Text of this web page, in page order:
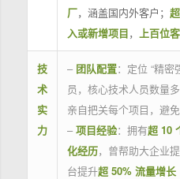
厂，涵盖国内外客户；
入或新增项目， 上百位
技
术
实
力
– 团队配置：定位 “精密
员，核心技术人员数量
亲自把关每个项目，避免
– 项目经验：拥有超 10
化经历，曾帮助大企业
台提升超 50% 流量增长